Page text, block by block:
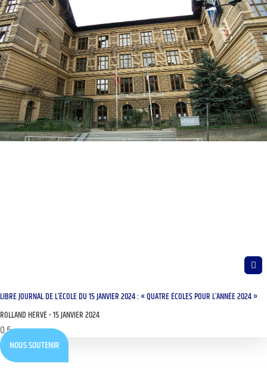
LIBRE JOURNAL DE L’ÉCOLE DU 15 JANVIER 2024 : « QUATRE ÉCOLES POUR L’ANNÉE 2024 »
ROLLAND HERVÉ 15 JANVIER 2024
NOUS SOUTENIR